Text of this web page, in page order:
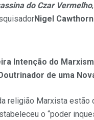
do Czar Vermelho
Nigel
Intenção do
de uma
religião Marxista estão
o “poder